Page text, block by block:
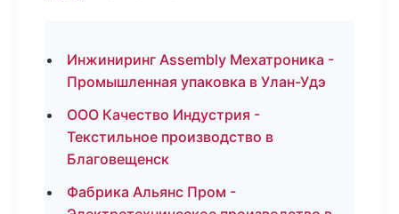
Инжиниринг Assembly Мехатроника -
Промышленная упаковка в Улан-Удэ
ООО Качество Индустрия -
Текстильное производство в
Благовещенск
Фабрика Альянс Пром -